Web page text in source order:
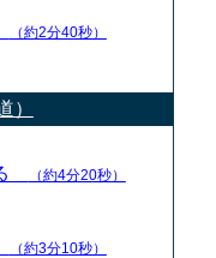
（約2分40秒）
）
（約4分20秒）
（約3分10秒）